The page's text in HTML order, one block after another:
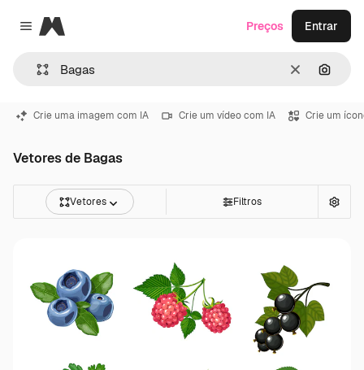
Close menu
Magnific
Limpar
Preços Entrar
Crie uma imagem com IA Crie um vídeo com IA Crie um
Vetores de Bagas
Vetores Filtros